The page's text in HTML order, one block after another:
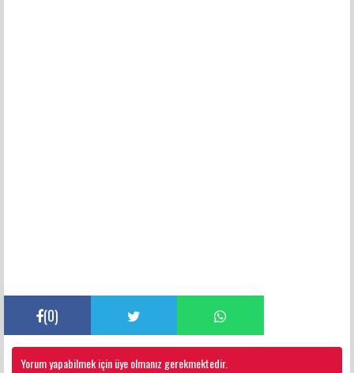
(0)
Yorum yapabilmek için üye olmanız gerekmektedir.